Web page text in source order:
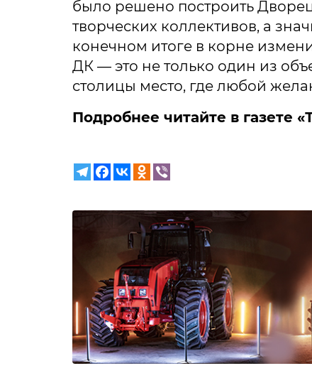
было решено построить
творческих коллективов, а
конечном итоге в корне
ДК — это не только один из
столицы место, где любой
Подробнее читайте в газете